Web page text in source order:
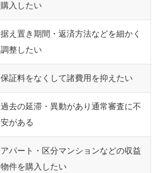
購入したい
据え置き期間・返済方法などを細かく
調整したい
保証料をなくして諸費用を抑えたい
過去の延滞・異動があり通常審査に不
安がある
アパート・区分マンションなどの収益
物件を購入したい